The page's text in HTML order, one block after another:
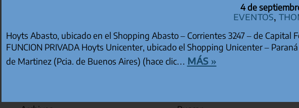
4 de
Eventos
Hoyts Abasto, ubicado en el Shopping Abasto – Corrientes 3247 – de Capital
FUNCION PRIVADA Hoyts Unicenter, ubicado el Shopping Unicenter –
de Martinez (Pcia. de Buenos Aires) (hace clic… más »